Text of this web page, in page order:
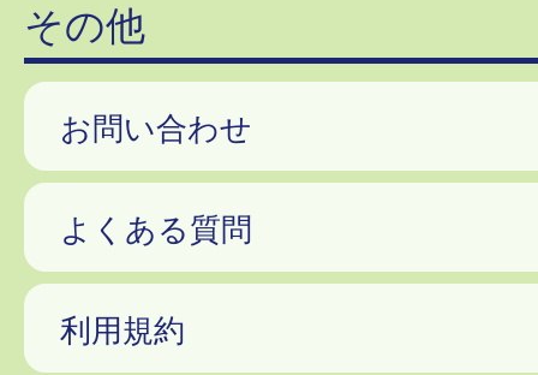
その他
お問い合わせ
よくある質問
利用規約